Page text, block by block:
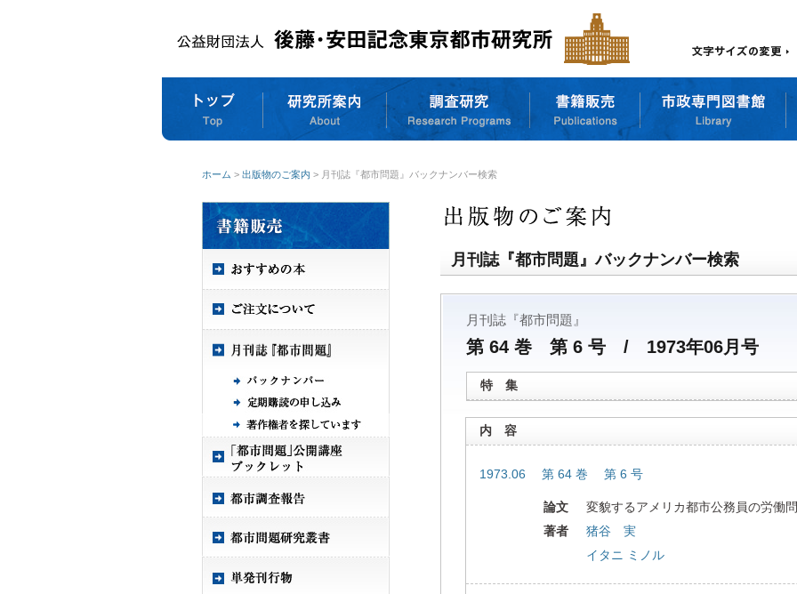
ホーム > 出版物のご案内 > 月刊誌『都市問題』バックナンバー検索
月刊誌『都市問題』バックナンバー検索
月刊誌『都市問題』
第 64 巻 第 6 号 / 1973年06月号
特 集
内 容
1973.06 第 64 巻 第 6 号
論文
変貌するアメリカ都市公務員の労働
著者
猪谷 実
イタニ ミノル